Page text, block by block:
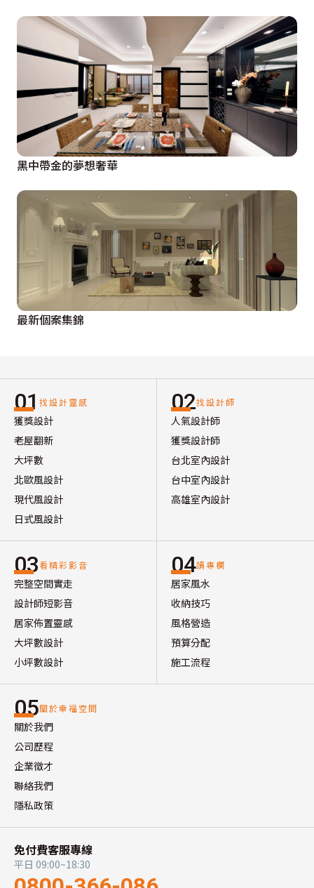
黑中帶金的夢想奢華
最新個案集錦
01 找設計靈感
獲獎設計
老屋翻新
大坪數
北歐風設計
現代風設計
日式風設計
02找設計師
人氣設計師
獲獎設計師
台北室內設計
台中室內設計
高雄室內設計
03看精彩影音
完整空間實走
設計師短影音
居家佈置靈感
大坪數設計
小坪數設計
04讀專欄
居家風水
收納技巧
風格營造
預算分配
施工流程
05關於幸福空間
關於我們
公司歷程
企業徵才
聯絡我們
隱私政策
免付費客服專線
平日 09:00~18:30